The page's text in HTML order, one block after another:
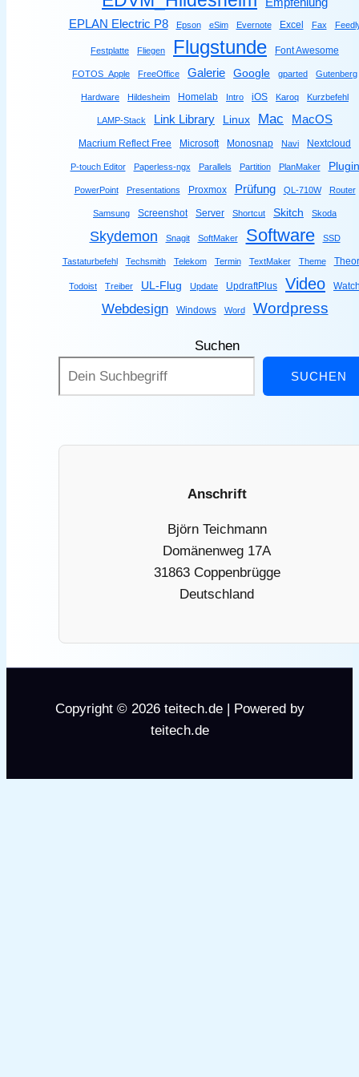
EPLAN Electric P8 Epson eSim Evernote Excel Fax
Festplatte Fliegen Flugstunde Font Awesome
FOTOS_Apple FreeOffice Galerie Google gparted Gutenberg
Hardware Hildesheim Homelab Intro iOS Karoq Kurzbefehl
LAMP-Stack Link Library Linux Mac MacOS
Macrium Reflect Free Microsoft Monosnap Navi Nextcloud
P-touch Editor Paperless-ngx Parallels Partition PlanMaker Plugin
PowerPoint Presentations Proxmox Prüfung QL-710W Router
Samsung Screenshot Server Shortcut Skitch Skoda
Skydemon Snagit SoftMaker Software SSD
Tastaturbefehl Techsmith Telekom Termin TextMaker Theme
Todoist Treiber UL-Flug Update UpdraftPlus Video
Webdesign Windows Word Wordpress
Suchen
SUCHEN
Anschrift
Björn Teichmann
Domänenweg 17A
31863 Coppenbrügge
Deutschland
Copyright © 2026 teitech.de | Powered by
teitech.de